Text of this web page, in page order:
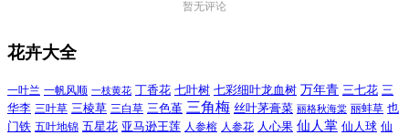
暂无评论
花卉大全
一叶兰 一帆风顺 一枝黄花 丁香花 七叶树 七彩细叶龙血树 万年青 三七花 三
华李 三叶草 三棱草 三白草 三色堇 三角梅 丝叶茅膏菜 丽格秋海棠 丽蚌草 也
门铁 五叶地锦 五星花 亚马逊王莲 人参榕 人参花 人心果 仙人掌 仙人球 仙